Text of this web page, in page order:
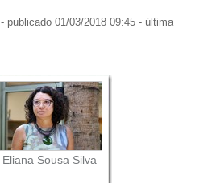
- publicado01/03/2018 09:45 - última
Eliana Sousa Silva